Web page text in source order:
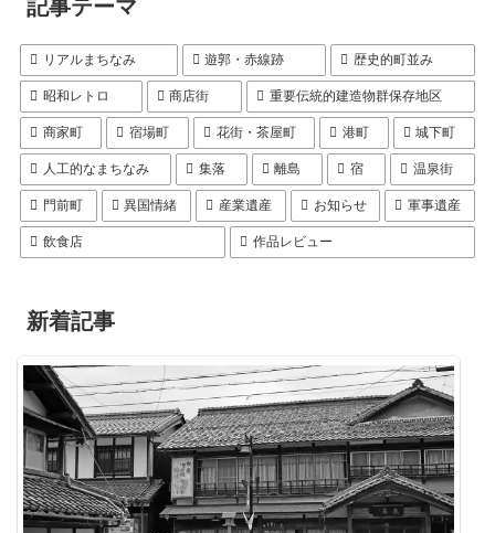
記事テーマ
リアルまちなみ 遊郭・赤線跡 歴史的町並み
昭和レトロ 商店街 重要伝統的建造物群保存地区
商家町 宿場町 花街・茶屋町 港町 城下町
人工的なまちなみ 集落 離島 宿 温泉街
門前町 異国情緒 産業遺産 お知らせ 軍事遺産
飲食店 作品レビュー
新着記事